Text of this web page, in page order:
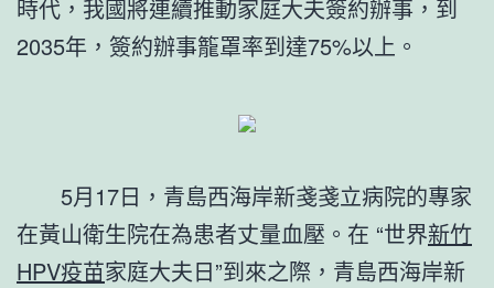
時代，我國將連續推動家庭大夫簽約辦事，到
2035年，簽約辦事籠罩率到達75%以上。
5月17日，青島西海岸新戔戔立病院的專家
在黃山衛生院在為患者丈量血壓。在 “世界新竹
HPV疫苗家庭大夫日”到來之際，青島西海岸新